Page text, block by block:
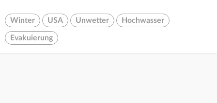
Winter USA Unwetter Hochwasser
Evakuierung